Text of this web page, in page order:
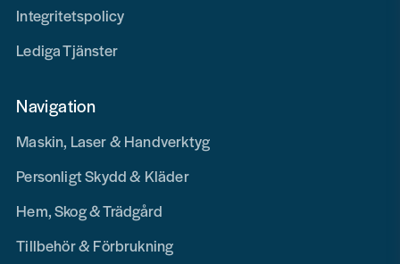
Integritetspolicy
Lediga Tjänster
Navigation
Maskin, Laser & Handverktyg
Personligt Skydd & Kläder
Hem, Skog & Trädgård
Tillbehör & Förbrukning